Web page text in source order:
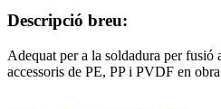
Descripció breu:
Adequat per a la soldadura per fusió
accessoris de PE, PP i PVDF en